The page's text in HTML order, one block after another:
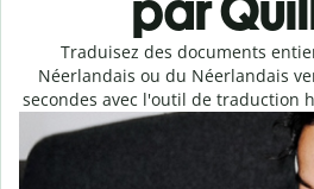
Traduisez des documents
Néerlandais ou du Néerlandais
secondes avec l'outil de traduction